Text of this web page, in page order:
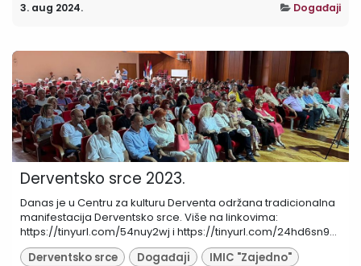
3. aug 2024. Događaji
Derventsko srce 2023.
Danas je u Centru za kulturu Derventa održana tradicionalna
manifestacija Derventsko srce. Više na linkovima:
https://tinyurl.com/54nuy2wj i https://tinyurl.com/24hd6sn9...
Derventsko srce
Događaji IMIC "Zajedno"